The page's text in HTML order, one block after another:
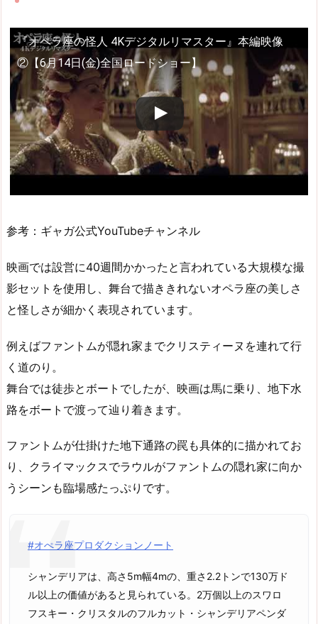
『オペラ座の怪人 4Kデジタルリマスター』本編映像
②【6月14日(金)全国ロードショー】
参考：ギャガ公式YouTubeチャンネル
映画では設営に40週間かかったと言われている大規模な撮
影セットを使用し、舞台で描ききれないオペラ座の美しさ
と怪しさが細かく表現されています。
例えばファントムが隠れ家までクリスティーヌを連れて行
く道のり。
舞台では徒歩とボートでしたが、映画は馬に乗り、地下水
路をボートで渡って辿り着きます。
ファントムが仕掛けた地下通路の罠も具体的に描かれてお
り、クライマックスでラウルがファントムの隠れ家に向か
うシーンも臨場感たっぷりです。
#オぺラ座プロダクションノート
シャンデリアは、高さ5m幅4mの、重さ2.2トンで130万ド
ル以上の価値があると見られている。2万個以上のスワロ
フスキー・クリスタルのフルカット・シャンデリアペンダ